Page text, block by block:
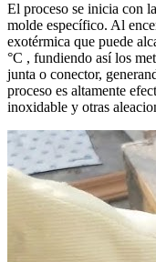
El proceso se inicia con
molde específico. Al
exotérmica que puede
°C , fundiendo así los
junta o conector,
proceso es altamente
inoxidable y otras